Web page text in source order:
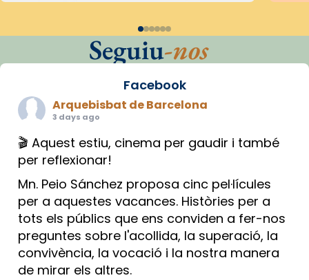
Seguiu-nos
Facebook
Arquebisbat de Barcelona
3 days ago
🎬 Aquest estiu, cinema per gaudir i també
per reflexionar!
Mn. Peio Sánchez proposa cinc pel·lícules
per a aquestes vacances. Històries per a
tots els públics que ens conviden a fer-nos
preguntes sobre l'acollida, la superació, la
convivència, la vocació i la nostra manera
de mirar els altres.